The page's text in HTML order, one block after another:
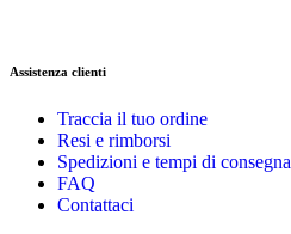
Assistenza clienti
Traccia il tuo ordine
Resi e rimborsi
Spedizioni e tempi di consegna
FAQ
Contattaci